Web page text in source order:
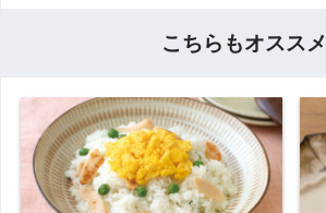
こちらもオススメ